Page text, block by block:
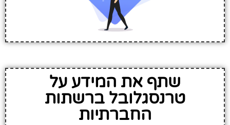
שתף את המידע על
טרנסגלובל ברשתות
החברתיות